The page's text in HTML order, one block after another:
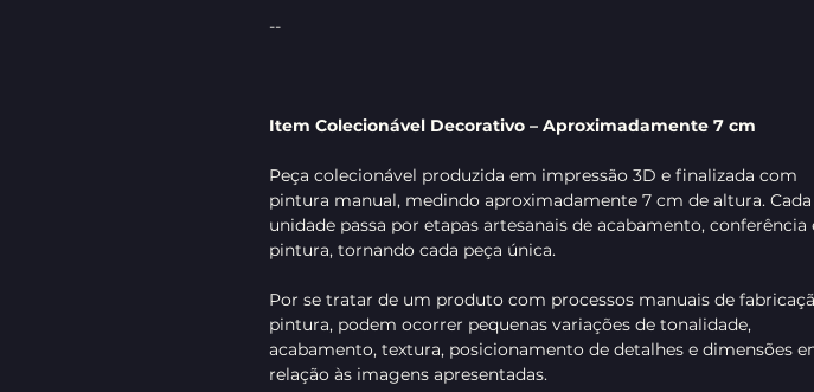
--
Item Colecionável Decorativo – Aproximadamente 7 cm
Peça colecionável produzida em impressão 3D e finalizada com
pintura manual, medindo aproximadamente 7 cm de altura. Cada
unidade passa por etapas artesanais de acabamento, conferência
pintura, tornando cada peça única.
Por se tratar de um produto com processos manuais de
pintura, podem ocorrer pequenas variações de tonalidade,
acabamento, textura, posicionamento de detalhes e dimensões
relação às imagens apresentadas.